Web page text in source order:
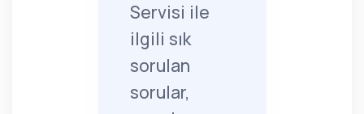
Servisi ile
ilgili sık
sorulan
sorular,